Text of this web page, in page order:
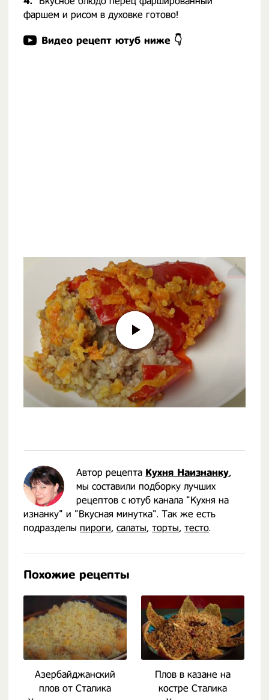
фаршем и рисом в духовке готово!
Видео рецепт ютуб ниже 👇
Автор рецепта Кухня Наизнанку,
мы составили подборку лучших
рецептов с ютуб канала "Кухня на
изнанку" и "Вкусная минутка". Так же есть
подразделы пироги, салаты, торты, тесто.
Похожие рецепты
Азербайджанский
плов от Сталика
Плов в казане на
костре Сталика